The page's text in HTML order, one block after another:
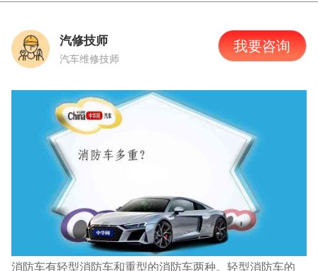
汽修技师
汽车维修技师
我要咨询
消防车有轻型消防车和重型的消防车两种。轻型消防车的